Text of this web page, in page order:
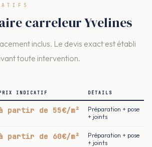
carreleur Yvelines
inclus. Le devis exact est établi
toute intervention.
PRIX INDICATIF DÉTAILS
partir de 55€/m²
Préparation + pose
+ joints
partir de 60€/m²
Préparation + pose
+ joints